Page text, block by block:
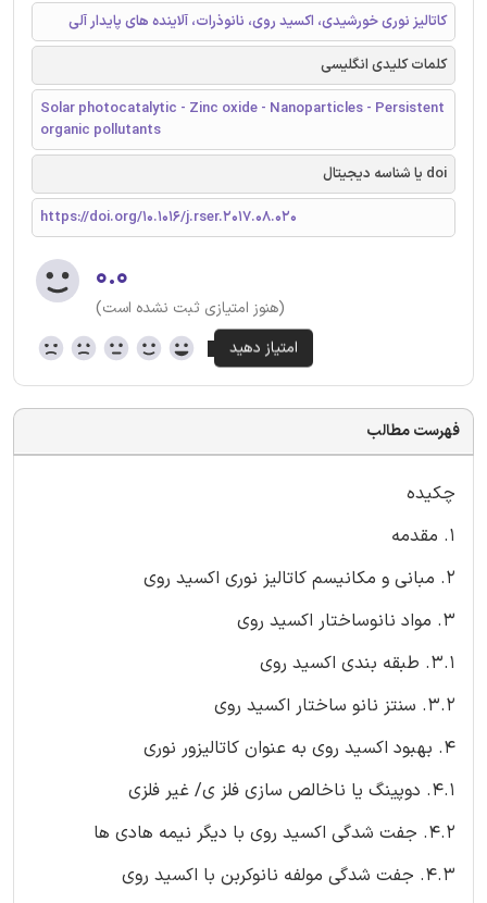
کاتالیز نوری خورشیدی، اکسید روی، نانوذرات، آلاینده های پایدار آلی
کلمات کلیدی انگلیسی
Solar photocatalytic - Zinc oxide - Nanoparticles - Persistent
organic pollutants
doi یا شناسه دیجیتال
https://doi.org/10.1016/j.rser.2017.08.020
۰.۰
(هنوز امتیازی ثبت نشده است)
فهرست مطالب
چکیده
1. مقدمه
2. مبانی و مکانیسم کاتالیز نوری اکسید روی
3. مواد نانوساختار اکسید روی
3.1. طبقه بندی اکسید روی
3.2. سنتز نانو ساختار اکسید روی
4. بهبود اکسید روی به عنوان کاتالیزور نوری
4.1. دوپینگ یا ناخالص سازی فلز ی/ غیر فلزی
4.2. جفت شدگی اکسید روی با دیگر نیمه هادی ها
4.3. جفت شدگی مولفه نانوکربن با اکسید روی